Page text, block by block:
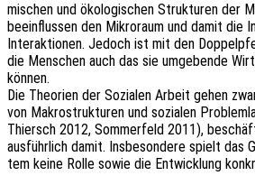
mi­schen und ökolo­gi­schen Struk­tu­ren der
beein­flus­sen den Mikro­raum und damit die
Inter­ak­tio­nen. Jedoch ist mit den
die Menschen auch das sie umge­ben­de
können.
Die Theo­rien der Sozia­len Arbeit gehen
von Makro­struk­tu­ren und sozia­len
Thiersch 2012, Sommer­feld 2011),
ausführ­lich damit. Insbe­son­de­re spielt das
tem keine Rolle sowie die Entwick­lung